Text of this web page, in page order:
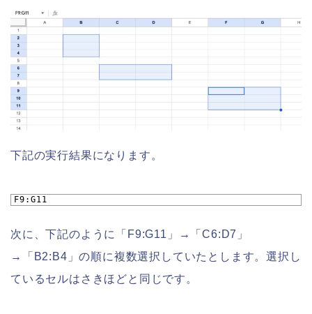
下記の実行結果になります。
F9:G11
次に、下記のように「F9:G11」→「C6:D7」
→「B2:B4」の順に複数選択していたとします。選択し
ているセルはさきほどと同じです。